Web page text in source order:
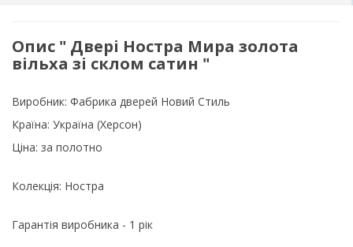
Опис " Двері Ностра Мира золота
вільха зі склом сатин "
Виробник: Фабрика дверей Новий Стиль
Країна: Україна (Херсон)
Ціна: за полотно
Колекція: Ностра
Гарантія виробника - 1 рік